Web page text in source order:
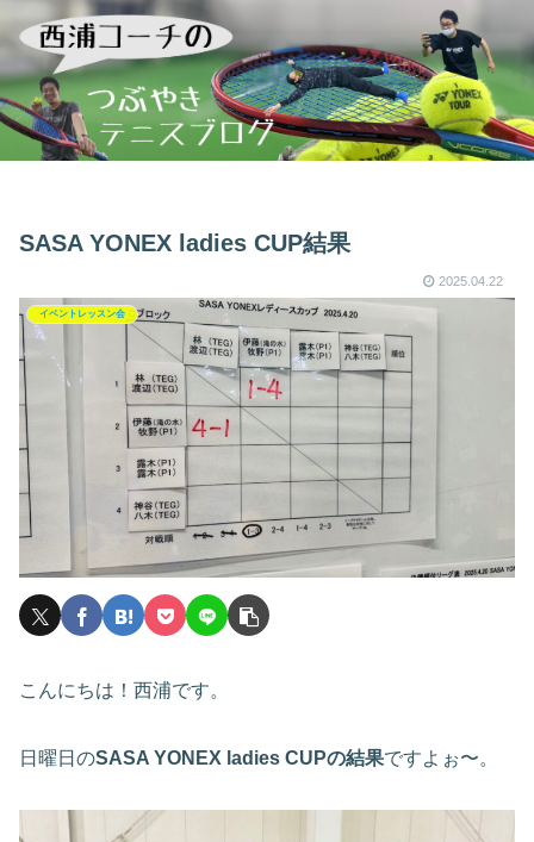
SASA YONEX ladies CUP結果
2025.04.22
イベントレッスン会
こんにちは！西浦です。
日曜日のSASA YONEX ladies CUPの結果ですよぉ〜。